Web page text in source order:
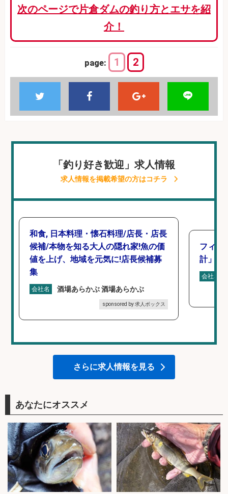
次のページで片倉ダムの釣り方とエサを紹
介！
page: 1 2
「釣り好き歓迎」求人情報
求人情報を掲載希望の方はコチラ
和食, 日本料理・懐石料理/店長・店長
候補/本物を知る大人の隠れ家!魚の価
値を上げ、地域を元気に!店長候補募
集
会社名 酒場あらかぶ 酒場あらかぶ
sponsored by 求人ボックス
フィッ
計」
会社名
さらに求人情報を見る
あなたにオススメ